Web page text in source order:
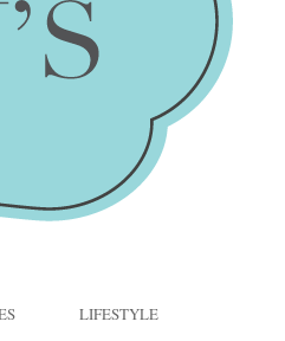
LIFESTYLE